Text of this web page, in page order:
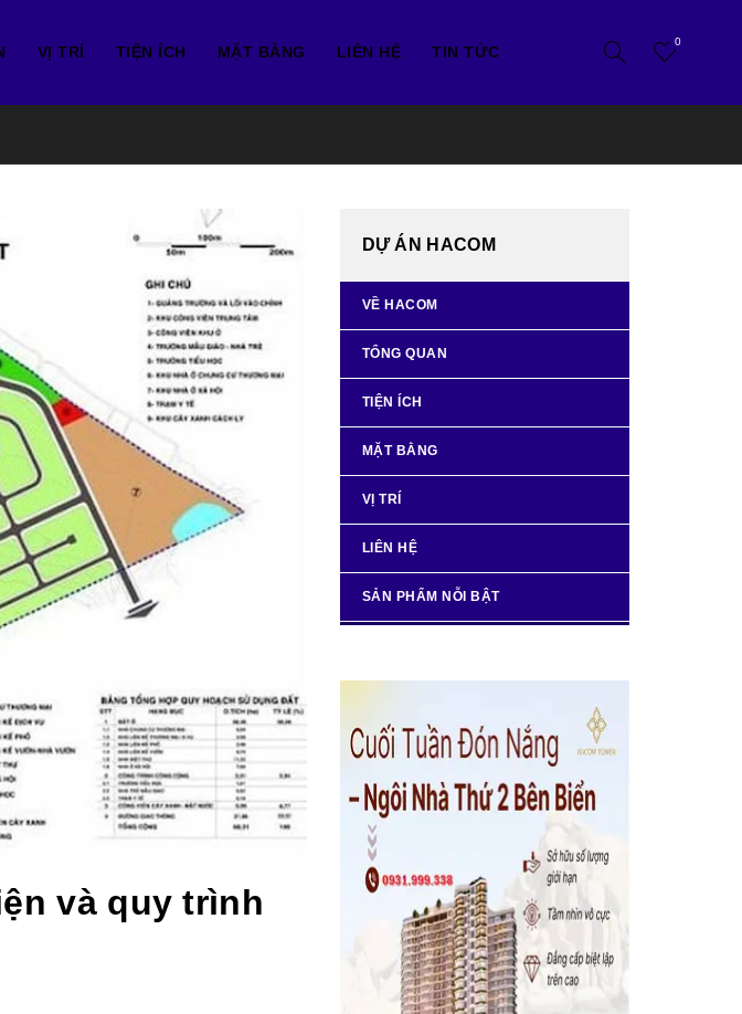
VỊ TRÍ TIỆN ÍCH MẶT BẰNG LIÊN HỆ TIN TỨC
0
và quy trình
DỰ ÁN HACOM
VỀ HACOM
TỔNG QUAN
TIỆN ÍCH
MẶT BẰNG
VỊ TRÍ
LIÊN HỆ
SẢN PHẨM NỖI BẬT